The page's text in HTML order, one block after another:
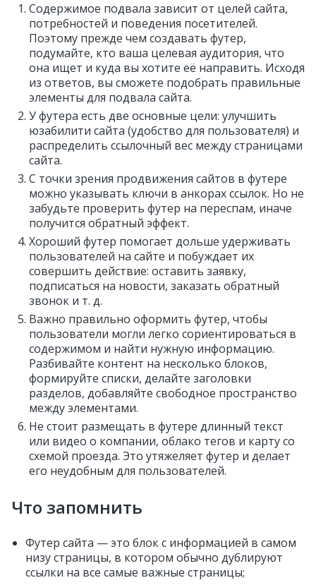
Содержимое подвала зависит от целей сайта,
потребностей и поведения посетителей.
Поэтому прежде чем создавать футер,
подумайте, кто ваша целевая аудитория, что
она ищет и куда вы хотите её направить. Исходя
из ответов, вы сможете подобрать правильные
элементы для подвала сайта.
У футера есть две основные цели: улучшить
юзабилити сайта (удобство для пользователя) и
распределить ссылочный вес между страницами
сайта.
С точки зрения продвижения сайтов в футере
можно указывать ключи в анкорах ссылок. Но не
забудьте проверить футер на переспам, иначе
получится обратный эффект.
Хороший футер помогает дольше удерживать
пользователей на сайте и побуждает их
совершить действие: оставить заявку,
подписаться на новости, заказать обратный
звонок и т. д.
Важно правильно оформить футер, чтобы
пользователи могли легко сориентироваться в
содержимом и найти нужную информацию.
Разбивайте контент на несколько блоков,
формируйте списки, делайте заголовки
разделов, добавляйте свободное пространство
между элементами.
Не стоит размещать в футере длинный текст
или видео о компании, облако тегов и карту со
схемой проезда. Это утяжеляет футер и делает
его неудобным для пользователей.
Что запомнить
Футер сайта — это блок с информацией в самом
низу страницы, в котором обычно дублируют
ссылки на все самые важные страницы;